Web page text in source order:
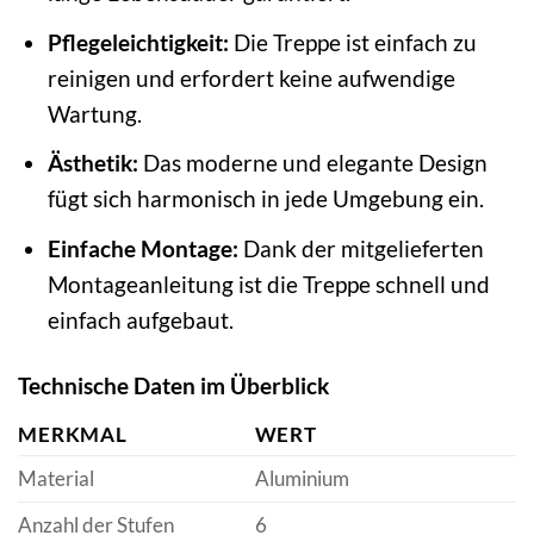
Pflegeleichtigkeit: Die Treppe ist einfach zu
reinigen und erfordert keine aufwendige
Wartung.
Ästhetik: Das moderne und elegante Design
fügt sich harmonisch in jede Umgebung ein.
Einfache Montage: Dank der mitgelieferten
Montageanleitung ist die Treppe schnell und
einfach aufgebaut.
Technische Daten im Überblick
MERKMAL
WERT
Material
Aluminium
Anzahl der Stufen
6